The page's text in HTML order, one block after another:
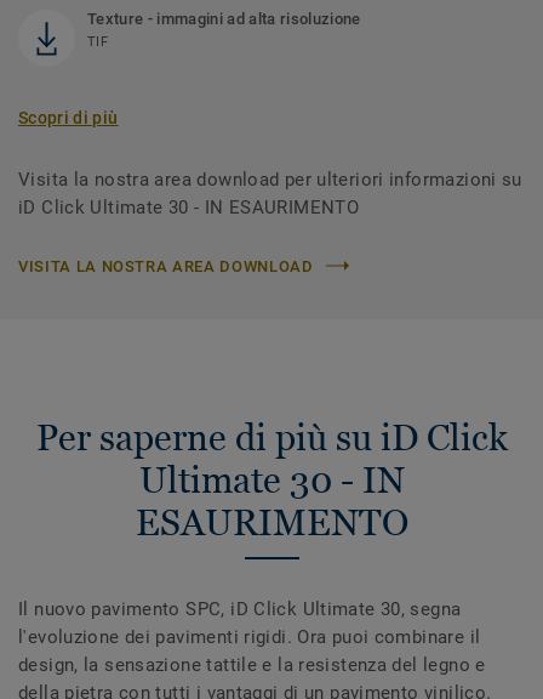
Texture - immagini ad alta risoluzione
TIF
Scopri di più
Visita la nostra area download per ulteriori informazioni su
iD Click Ultimate 30 - IN ESAURIMENTO
VISITA LA NOSTRA AREA DOWNLOAD
Per saperne di più su iD Click
Ultimate 30 - IN
ESAURIMENTO
Il nuovo pavimento SPC, iD Click Ultimate 30, segna
l'evoluzione dei pavimenti rigidi. Ora puoi combinare il
design, la sensazione tattile e la resistenza del legno e
della pietra con tutti i vantaggi di un pavimento vinilico.